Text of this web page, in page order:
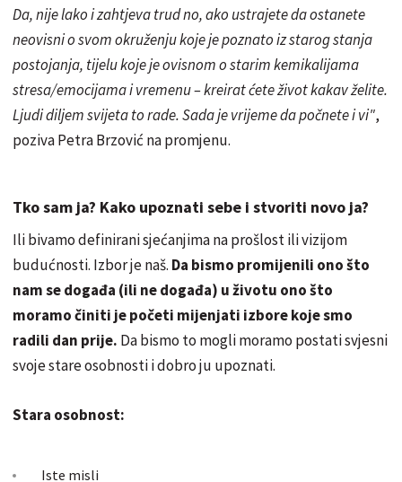
Da, nije lako i zahtjeva trud no, ako ustrajete da ostanete
neovisni o svom okruženju koje je poznato iz starog stanja
postojanja, tijelu koje je ovisnom o starim kemikalijama
stresa/emocijama i vremenu – kreirat ćete život kakav želite.
Ljudi diljem svijeta to rade. Sada je vrijeme da počnete i vi",
poziva Petra Brzović na promjenu.
Tko sam ja? Kako upoznati sebe i stvoriti novo ja?
Ili bivamo definirani sjećanjima na prošlost ili vizijom
budućnosti. Izbor je naš. Da bismo promijenili ono što
nam se događa (ili ne događa) u životu ono što
moramo činiti je početi mijenjati izbore koje smo
radili dan prije. Da bismo to mogli moramo postati svjesni
svoje stare osobnosti i dobro ju upoznati.
Stara osobnost:
Iste misli